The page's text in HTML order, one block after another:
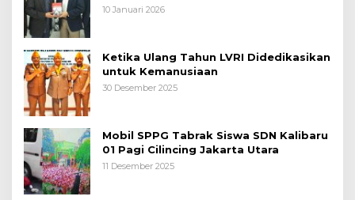
10 Januari 2026
Ketika Ulang Tahun LVRI Didedikasikan
untuk Kemanusiaan
30 Desember 2025
Mobil SPPG Tabrak Siswa SDN Kalibaru
01 Pagi Cilincing Jakarta Utara
11 Desember 2025